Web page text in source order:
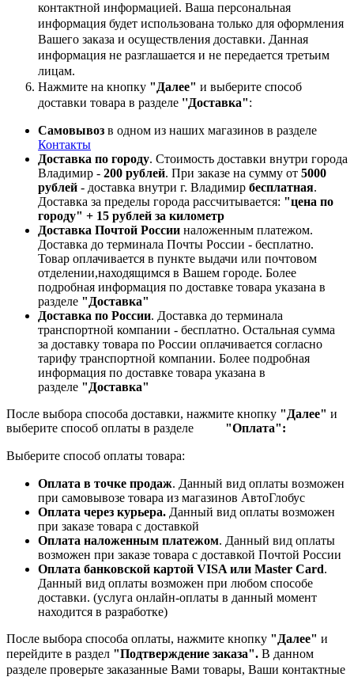
контактной информацией. Ваша персональная
информация будет использована только для оформления
Вашего заказа и осуществления доставки. Данная
информация не разглашается и не передается третьим
лицам.
Нажмите на кнопку "Далее" и выберите способ
доставки товара в разделе ''Доставка":
Самовывоз в одном из наших магазинов в разделе
Контакты
Доставка по городу. Стоимость доставки внутри города
Владимир - 200 рублей. При заказе на сумму от 5000
рублей - доставка внутри г. Владимир бесплатная.
Доставка за пределы города рассчитывается: "цена по
городу" + 15 рублей за километр
Доставка Почтой России наложенным платежом.
Доставка до терминала Почты России - бесплатно.
Товар оплачивается в пункте выдачи или почтовом
отделении,находящимся в Вашем городе. Более
подробная информация по доставке товара указана в
разделе "Доставка"
Доставка по России. Доставка до терминала
транспортной компании - бесплатно. Остальная сумма
за доставку товара по России оплачивается согласно
тарифу транспортной компании. Более подробная
информация по доставке товара указана в
разделе "Доставка"
После выбора способа доставки, нажмите кнопку "Далее" и
выберите способ оплаты в разделе "Оплата":
Выберите способ оплаты товара:
Оплата в точке продаж. Данный вид оплаты возможен
при самовывозе товара из магазинов АвтоГлобус
Оплата через курьера. Данный вид оплаты возможен
при заказе товара с доставкой
Оплата наложенным платежом. Данный вид оплаты
возможен при заказе товара с доставкой Почтой России
Оплата банковской картой VISA или Master Card.
Данный вид оплаты возможен при любом способе
доставки. (услуга онлайн-оплаты в данный момент
находится в разработке)
После выбора способа оплаты, нажмите кнопку "Далее" и
перейдите в раздел "Подтверждение заказа". В данном
разделе проверьте заказанные Вами товары, Ваши контактные